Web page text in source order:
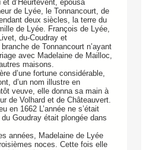
d’Heurtevent, épousa
de Lyée, le Tonnancourt, de
deux siècles, la terre du
de Lyée. François de Lyée,
du-Coudray et
de Tonnancourt n’ayant
avec Madelaine de Mailloc,
maisons.
d’une fortune considérable,
d’un nom illustre en
veuve, elle donna sa main à
de Volhard et de Châteauvert.
en 1662 L’année ne s’était
Goudray était plongée dans
années, Madelaine de Lyée
noces. Cette fois elle